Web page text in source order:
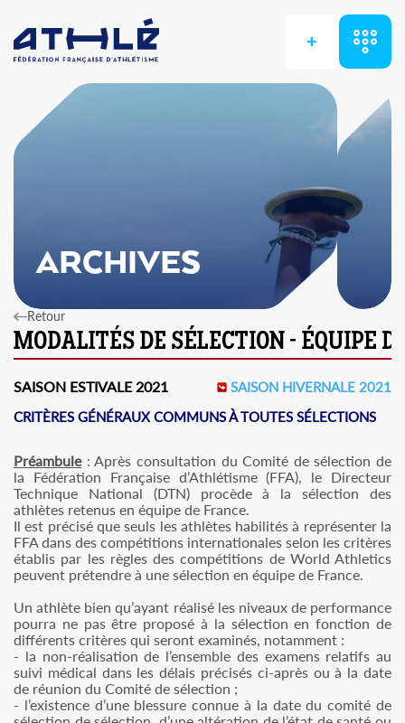
+
ARCHIVES
Retour
SAISON ESTIVALE 2021
SAISON HIVERNALE 2021
CRITÈRES GÉNÉRAUX COMMUNS À TOUTES SÉLECTIONS
Préambule: Après consultation du Comité de sélection de
la Fédération Française d’Athlétisme (FFA), le Directeur
Technique National (DTN) procède à la sélection des
athlètes retenus en équipe de France.
Il est précisé que seuls les athlètes habilités à représenter la
FFA dans des compétitions internationales selon les critères
établis par les règles des compétitions de World Athletics
peuvent prétendre à une sélection en équipe de France.
Un athlète bien qu’ayant réalisé les niveaux de performance
pourra ne pas être proposé à la sélection en fonction de
différents critères qui seront examinés, notamment :
- la non-réalisation de l’ensemble des examens relatifs au
suivi médical dans les délais précisés ci-après ou à la date
de réunion du Comité de sélection ;
- l’existence d’une blessure connue à la date du comité de